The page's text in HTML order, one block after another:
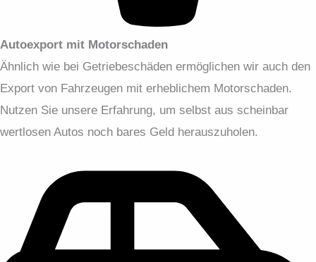
Autoexport mit Motorschaden
Ähnlich wie bei Getriebeschäden ermöglichen wir auch den
Export von Fahrzeugen mit erheblichem Motorschaden.
Nutzen Sie unsere Erfahrung, um selbst aus scheinbar
wertlosen Autos noch bares Geld herauszuholen.